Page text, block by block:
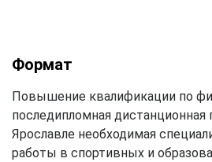
Формат
Повышение квалификации по
последипломная дистанционная
Ярославле необходимая
работы в спортивных и